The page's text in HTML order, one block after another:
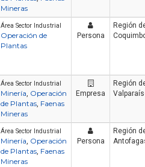
Mineras
Área Sector Industrial
Operación de
Plantas
Persona
Región
Área Sector Industrial
Minería, Operación
de Plantas, Faenas
Mineras
Empresa
Región
Área Sector Industrial
Minería, Operación
de Plantas, Faenas
Mineras
Persona
Región